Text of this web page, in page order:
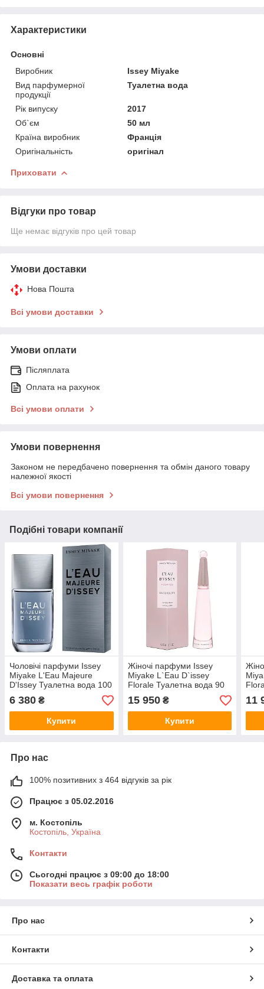
Характеристики
Основні
Виробник
Issey Miyake
Вид парфумерної
продукції
Туалетна вода
Рік випуску
2017
Об`єм
50 мл
Країна виробник
Франція
Оригінальність
оригінал
Приховати
Відгуки про товар
Ще немає відгуків про цей товар
Умови доставки
Нова Пошта
Всі умови доставки
Умови оплати
Післяплата
Оплата на рахунок
Всі умови оплати
Умови повернення
Законом не передбачено повернення та обмін даного товару
належної якості
Всі умови повернення
Подібні товари компанії
Чоловічі парфуми Issey
Miyake L'Eau Majeure
D'Issey Туалетна вода 100
ml/мл
6 380 ₴
Купити
Жіночі парфуми Issey
Miyake L`Eau D`issey
Florale Туалетна вода 90
ml/мл
15 950₴
Купити
ml/
11
Про нас
100% позитивних з 464 відгуків за рік
Працює з 05.02.2016
м. Костопіль
Костопіль, Україна
Контакти
Сьогодні працює з 09:00 до 18:00
Показати весь графік роботи
Про нас
Контакти
Доставка та оплата